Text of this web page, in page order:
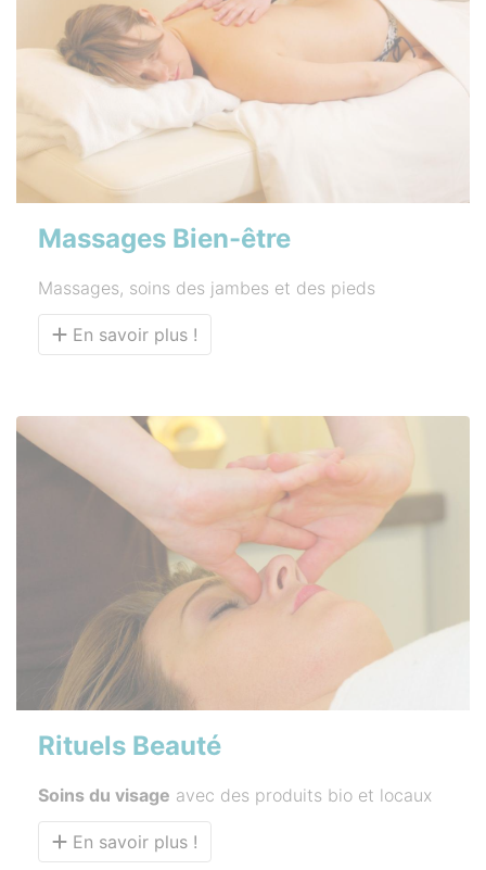
Massages Bien-être
Massages, soins des jambes et des pieds
En savoir plus !
Rituels Beauté
Soins du visage avec des produits bio et locaux
En savoir plus !